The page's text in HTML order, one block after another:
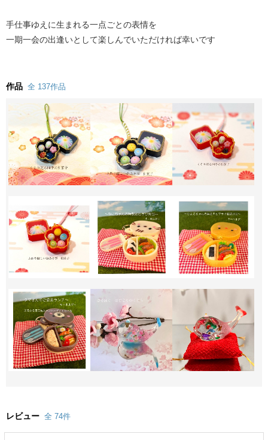
手仕事ゆえに生まれる一点ごとの表情を
一期一会の出逢いとして楽しんでいただければ幸いです
作品 全 137作品
レビュー 全 74件